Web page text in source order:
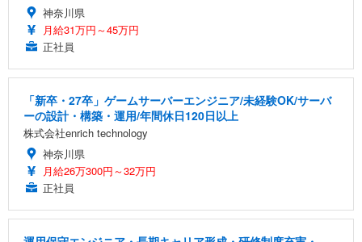
神奈川県
月給31万円～45万円
正社員
「新卒・27卒」ゲームサーバーエンジニア/未経験OK/サーバ
ーの設計・構築・運用/年間休日120日以上
株式会社enrich technology
神奈川県
月給26万300円～32万円
正社員